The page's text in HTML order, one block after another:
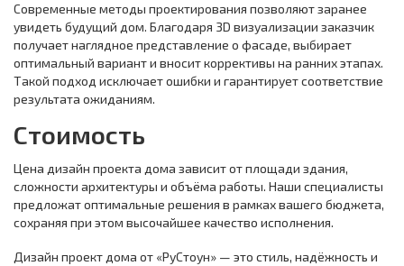
Современные методы проектирования позволяют заранее
увидеть будущий дом. Благодаря 3D визуализации заказчик
получает наглядное представление о фасаде, выбирает
оптимальный вариант и вносит коррективы на ранних этапах.
Такой подход исключает ошибки и гарантирует соответствие
результата ожиданиям.
Стоимость
Цена дизайн проекта дома зависит от площади здания,
сложности архитектуры и объёма работы. Наши специалисты
предложат оптимальные решения в рамках вашего бюджета,
сохраняя при этом высочайшее качество исполнения.
Дизайн проект дома от «РуСтоун» — это стиль, надёжность и